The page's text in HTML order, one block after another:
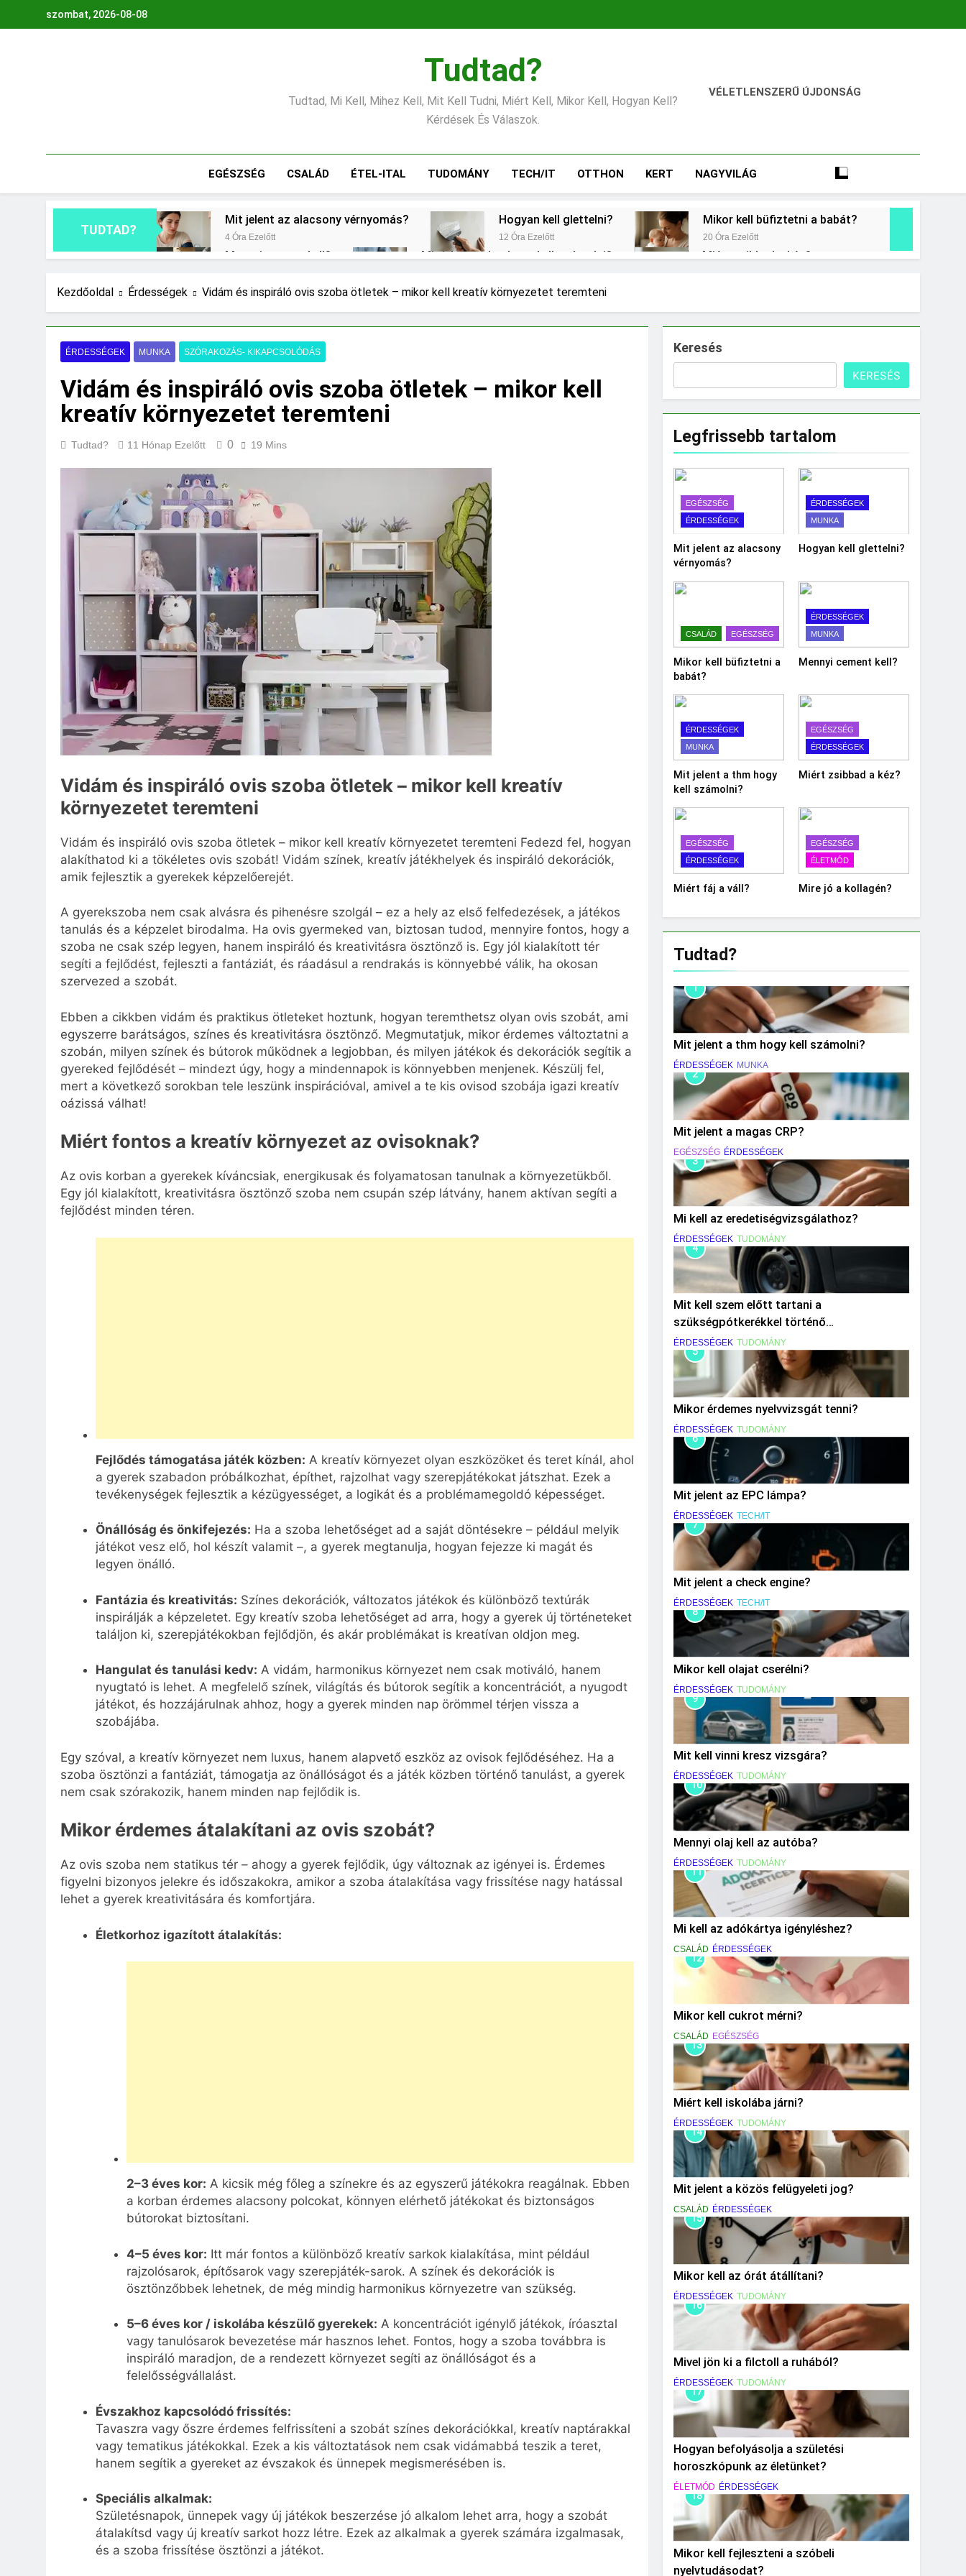
szombat, 2026-08-08
Tudtad?
Tudtad, Mi Kell, Mihez Kell, Mit Kell Tudni, Miért Kell, Mikor Kell, Hogyan Kell?
Kérdések És Válaszok.
VÉLETLENSZERŰ ÚJDONSÁG
EGÉSZSÉG CSALÁD ÉTEL-ITAL TUDOMÁNY TECH/IT OTTHON KERT NAGYVILÁG
TUDTAD?
Mit jelent az alacsony vérnyomás?
4 Óra Ezelőtt
Hogyan kell glettelni?
12 Óra Ezelőtt
Mikor kell büfiztetni a babát?
20 Óra Ezelőtt
Mennyi cement kell? Mit jelent a thm hogy kell számolni? Miért zsibbad a kéz?
Miért fáj a váll? Mire jó a kollagén? Mennyi a végkielégítés?
Mit jelent a magas CRP?
3 Nap Ezelőtt
Kezdőoldal Érdességek Vidám és inspiráló ovis szoba ötletek – mikor kell kreatív környezetet teremteni
ÉRDESSÉGEK MUNKA SZÓRAKOZÁS- KIKAPCSOLÓDÁS
Vidám és inspiráló ovis szoba ötletek – mikor kell
kreatív környezetet teremteni
Tudtad? 11 Hónap Ezelőtt 0 19 Mins
Vidám és inspiráló ovis szoba ötletek – mikor kell kreatív
környezetet teremteni
Vidám és inspiráló ovis szoba ötletek – mikor kell kreatív környezetet teremteni Fedezd fel, hogyan
alakíthatod ki a tökéletes ovis szobát! Vidám színek, kreatív játékhelyek és inspiráló dekorációk,
amik fejlesztik a gyerekek képzelőerejét.
A gyerekszoba nem csak alvásra és pihenésre szolgál – ez a hely az első felfedezések, a játékos
tanulás és a képzelet birodalma. Ha ovis gyermeked van, biztosan tudod, mennyire fontos, hogy a
szoba ne csak szép legyen, hanem inspiráló és kreativitásra ösztönző is. Egy jól kialakított tér
segíti a fejlődést, fejleszti a fantáziát, és ráadásul a rendrakás is könnyebbé válik, ha okosan
szervezed a szobát.
Ebben a cikkben vidám és praktikus ötleteket hoztunk, hogyan teremthetsz olyan ovis szobát, ami
egyszerre barátságos, színes és kreativitásra ösztönző. Megmutatjuk, mikor érdemes változtatni a
szobán, milyen színek és bútorok működnek a legjobban, és milyen játékok és dekorációk segítik a
gyereked fejlődését – mindezt úgy, hogy a mindennapok is könnyebben menjenek. Készülj fel,
mert a következő sorokban tele leszünk inspirációval, amivel a te kis ovisod szobája igazi kreatív
oázissá válhat!
Miért fontos a kreatív környezet az ovisoknak?
Az ovis korban a gyerekek kíváncsiak, energikusak és folyamatosan tanulnak a környezetükből.
Egy jól kialakított, kreativitásra ösztönző szoba nem csupán szép látvány, hanem aktívan segíti a
fejlődést minden téren.
Fejlődés támogatása játék közben: A kreatív környezet olyan eszközöket és teret kínál, ahol
a gyerek szabadon próbálkozhat, építhet, rajzolhat vagy szerepjátékokat játszhat. Ezek a
tevékenységek fejlesztik a kézügyességet, a logikát és a problémamegoldó képességet.
Önállóság és önkifejezés: Ha a szoba lehetőséget ad a saját döntésekre – például melyik
játékot vesz elő, hol készít valamit –, a gyerek megtanulja, hogyan fejezze ki magát és
legyen önálló.
Fantázia és kreativitás: Színes dekorációk, változatos játékok és különböző textúrák
inspirálják a képzeletet. Egy kreatív szoba lehetőséget ad arra, hogy a gyerek új történeteket
találjon ki, szerepjátékokban fejlődjön, és akár problémákat is kreatívan oldjon meg.
Hangulat és tanulási kedv: A vidám, harmonikus környezet nem csak motiváló, hanem
nyugtató is lehet. A megfelelő színek, világítás és bútorok segítik a koncentrációt, a nyugodt
játékot, és hozzájárulnak ahhoz, hogy a gyerek minden nap örömmel térjen vissza a
szobájába.
Egy szóval, a kreatív környezet nem luxus, hanem alapvető eszköz az ovisok fejlődéséhez. Ha a
szoba ösztönzi a fantáziát, támogatja az önállóságot és a játék közben történő tanulást, a gyerek
nem csak szórakozik, hanem minden nap fejlődik is.
Mikor érdemes átalakítani az ovis szobát?
Az ovis szoba nem statikus tér – ahogy a gyerek fejlődik, úgy változnak az igényei is. Érdemes
figyelni bizonyos jelekre és időszakokra, amikor a szoba átalakítása vagy frissítése nagy hatással
lehet a gyerek kreativitására és komfortjára.
Életkorhoz igazított átalakítás:
2–3 éves kor: A kicsik még főleg a színekre és az egyszerű játékokra reagálnak. Ebben
a korban érdemes alacsony polcokat, könnyen elérhető játékokat és biztonságos
bútorokat biztosítani.
4–5 éves kor: Itt már fontos a különböző kreatív sarkok kialakítása, mint például
rajzolósarok, építősarok vagy szerepjáték-sarok. A színek és dekorációk is
ösztönzőbbek lehetnek, de még mindig harmonikus környezetre van szükség.
5–6 éves kor / iskolába készülő gyerekek: A koncentrációt igénylő játékok, íróasztal
vagy tanulósarok bevezetése már hasznos lehet. Fontos, hogy a szoba továbbra is
inspiráló maradjon, de a rendezett környezet segíti az önállóságot és a
felelősségvállalást.
Évszakhoz kapcsolódó frissítés:
Tavaszra vagy őszre érdemes felfrissíteni a szobát színes dekorációkkal, kreatív naptárakkal
vagy tematikus játékokkal. Ezek a kis változtatások nem csak vidámabbá teszik a teret,
hanem segítik a gyereket az évszakok és ünnepek megismerésében is.
Speciális alkalmak:
Születésnapok, ünnepek vagy új játékok beszerzése jó alkalom lehet arra, hogy a szobát
átalakítsd vagy új kreatív sarkot hozz létre. Ezek az alkalmak a gyerek számára izgalmasak,
és a szoba frissítése ösztönzi a játékot.
Keresés
KERESÉS
Legfrissebb tartalom
EGÉSZSÉG
ÉRDESSÉGEK
Mit jelent az alacsony
vérnyomás?
ÉRDESSÉGEK
MUNKA
Hogyan kell glettelni?
CSALÁD EGÉSZSÉG
Mikor kell büfiztetni a
babát?
ÉRDESSÉGEK
MUNKA
Mennyi cement kell?
ÉRDESSÉGEK
MUNKA
Mit jelent a thm hogy
kell számolni?
EGÉSZSÉG
ÉRDESSÉGEK
Miért zsibbad a kéz?
EGÉSZSÉG
ÉRDESSÉGEK
Miért fáj a váll?
EGÉSZSÉG
ÉLETMÓD
Mire jó a kollagén?
Tudtad?
1
Mit jelent a thm hogy kell számolni?
ÉRDESSÉGEK MUNKA
2
Mit jelent a magas CRP?
EGÉSZSÉG ÉRDESSÉGEK
3
Mi kell az eredetiségvizsgálathoz?
ÉRDESSÉGEK TUDOMÁNY
4
Mit kell szem előtt tartani a
szükségpótkerékkel történő
közlekedéskor?
ÉRDESSÉGEK TUDOMÁNY
5
Mikor érdemes nyelvvizsgát tenni?
ÉRDESSÉGEK TUDOMÁNY
6
Mit jelent az EPC lámpa?
ÉRDESSÉGEK TECH/IT
7
Mit jelent a check engine?
ÉRDESSÉGEK TECH/IT
8
Mikor kell olajat cserélni?
ÉRDESSÉGEK TUDOMÁNY
9
Mit kell vinni kresz vizsgára?
ÉRDESSÉGEK TUDOMÁNY
10
Mennyi olaj kell az autóba?
ÉRDESSÉGEK TUDOMÁNY
11
Mi kell az adókártya igényléshez?
CSALÁD ÉRDESSÉGEK
12
Mikor kell cukrot mérni?
CSALÁD EGÉSZSÉG
13
Miért kell iskolába járni?
ÉRDESSÉGEK TUDOMÁNY
14
Mit jelent a közös felügyeleti jog?
CSALÁD ÉRDESSÉGEK
15
Mikor kell az órát átállítani?
ÉRDESSÉGEK TUDOMÁNY
16
Mivel jön ki a filctoll a ruhából?
ÉRDESSÉGEK TUDOMÁNY
17
Hogyan befolyásolja a születési
horoszkópunk az életünket?
ÉLETMÓD ÉRDESSÉGEK
18
Mikor kell fejleszteni a szóbeli
nyelvtudásodat?